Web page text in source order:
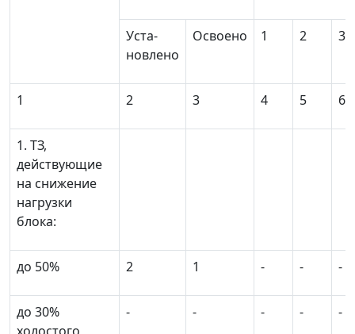
Уста-
новлено
Освоено 1 2 3
1 2 3 4 5 6
1. ТЗ,
действующие
на снижение
нагрузки
блока:
до 50% 2 1 - - -
до 30%
- - - - -